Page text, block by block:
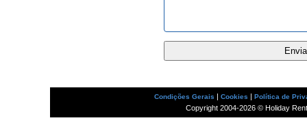
Condições Gerais | Cookies | Política de
Copyright 2004-2026 © Holiday